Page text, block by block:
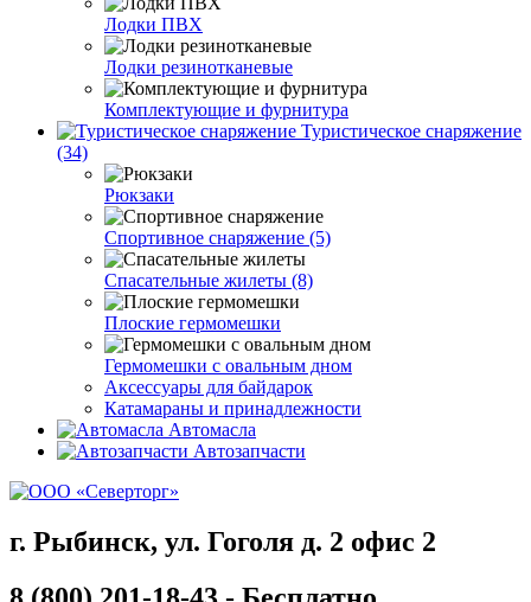
Лодки ПВХ
Лодки резинотканевые
Комплектующие и фурнитура
Туристическое снаряжение
(34)
Рюкзаки
Спортивное снаряжение (5)
Спасательные жилеты (8)
Плоские гермомешки
Гермомешки с овальным дном
Аксессуары для байдарок
Катамараны и принадлежности
Автомасла
Автозапчасти
г. Рыбинск, ул. Гоголя д. 2 офис 2